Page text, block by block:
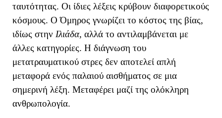
ταυτότητας. Οι ίδιες λέξεις κρύβουν διαφορετικούς
κόσμους. Ο Όμηρος γνωρίζει το κόστος της βίας,
ιδίως στην Ιλιάδα, αλλά το αντιλαμβάνεται με
άλλες κατηγορίες. Η διάγνωση του
μετατραυματικού στρες δεν αποτελεί απλή
μεταφορά ενός παλαιού αισθήματος σε μια
σημερινή λέξη. Μεταφέρει μαζί της ολόκληρη
ανθρωπολογία.